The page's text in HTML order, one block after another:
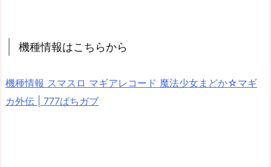
機種情報はこちらから
機種情報 スマスロ マギアレコード 魔法少女まどか☆マギ
カ外伝 | 777ぱちガブ